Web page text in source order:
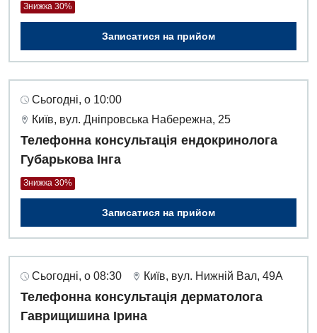
Знижка 30%
Записатися на прийом
Сьогодні, о 10:00
Київ, вул. Дніпровська Набережна, 25
Телефонна консультація ендокринолога
Губарькова Інга
Знижка 30%
Записатися на прийом
Сьогодні, о 08:30 Київ, вул. Нижній Вал, 49А
Телефонна консультація дерматолога
Гаврищишина Ірина